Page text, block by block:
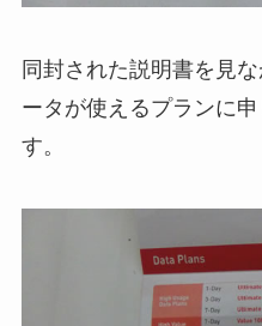
同封された説明書を見
ータが使えるプランに
す。